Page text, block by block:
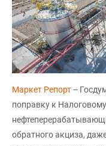
Маркет Репорт--
поправку к
обратного акциза,